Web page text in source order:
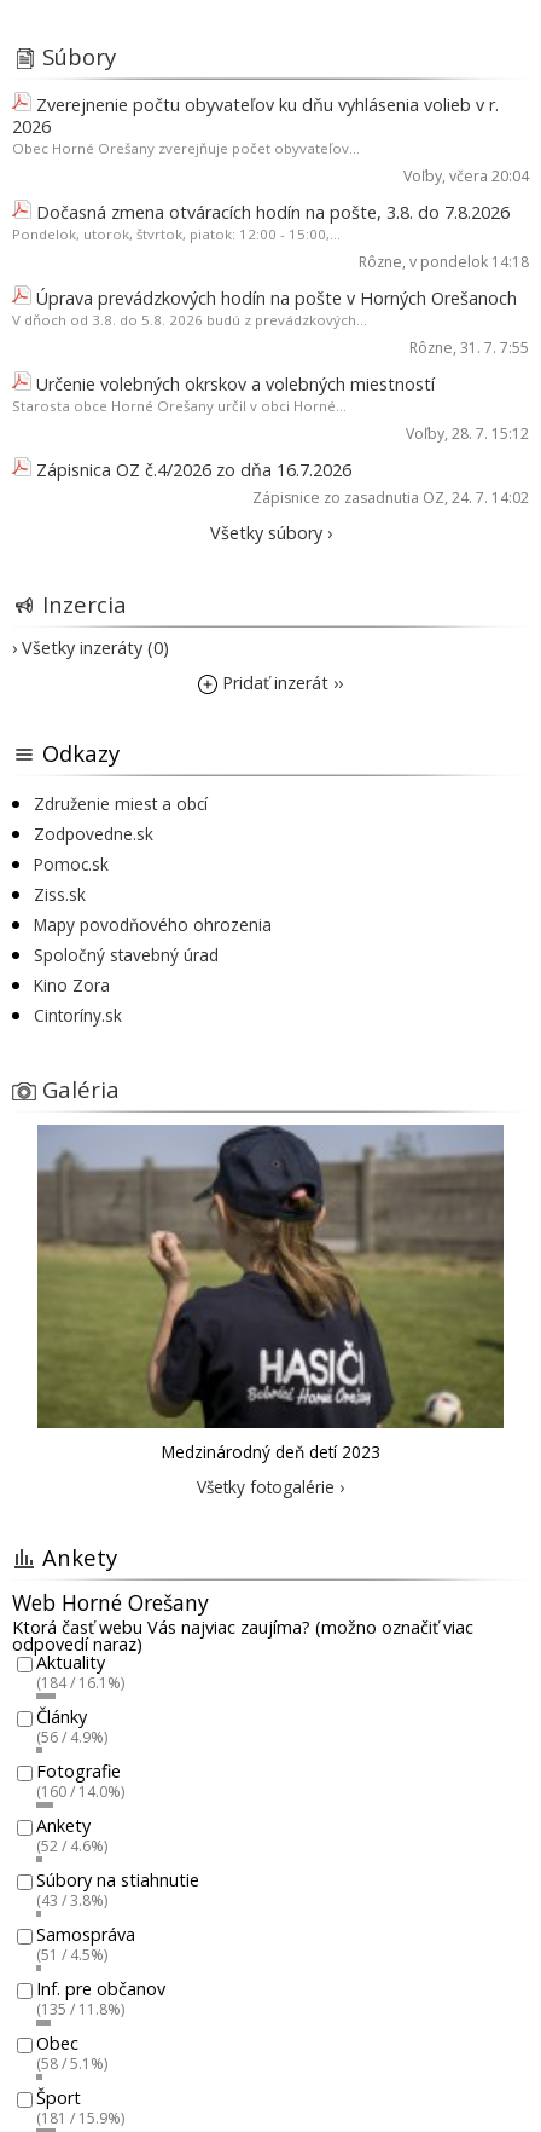
Súbory
Zverejnenie počtu obyvateľov ku dňu vyhlásenia volieb v r.
2026
Obec Horné Orešany zverejňuje počet obyvateľov...
Voľby, včera 20:04
Dočasná zmena otváracích hodín na pošte, 3.8. do 7.8.2026
Pondelok, utorok, štvrtok, piatok: 12:00 - 15:00,...
Rôzne, v pondelok 14:18
Úprava prevádzkových hodín na pošte v Horných Orešanoch
V dňoch od 3.8. do 5.8. 2026 budú z prevádzkových...
Rôzne, 31. 7. 7:55
Určenie volebných okrskov a volebných miestností
Starosta obce Horné Orešany určil v obci Horné...
Voľby, 28. 7. 15:12
Zápisnica OZ č.4/2026 zo dňa 16.7.2026
Zápisnice zo zasadnutia OZ, 24. 7. 14:02
Všetky súbory ›
Inzercia
› Všetky inzeráty (0)
Pridať inzerát ››
Odkazy
Združenie miest a obcí
Zodpovedne.sk
Pomoc.sk
Ziss.sk
Mapy povodňového ohrozenia
Spoločný stavebný úrad
Kino Zora
Cintoríny.sk
Galéria
Medzinárodný deň detí 2023
Všetky fotogalérie ›
Ankety
Web Horné Orešany
Ktorá časť webu Vás najviac zaujíma? (možno označiť viac
odpovedí naraz)
Aktuality
(184 / 16.1%)
Články
(56 / 4.9%)
Fotografie
(160 / 14.0%)
Ankety
(52 / 4.6%)
Súbory na stiahnutie
(43 / 3.8%)
Samospráva
(51 / 4.5%)
Inf. pre občanov
(135 / 11.8%)
Obec
(58 / 5.1%)
Šport
(181 / 15.9%)